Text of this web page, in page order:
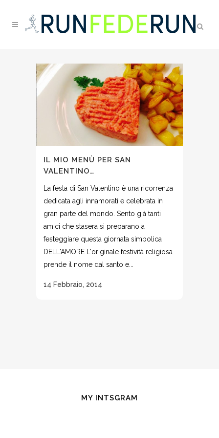
IL MIO MENÙ PER SAN
VALENTINO…
La festa di San Valentino è una ricorrenza
dedicata agli innamorati e celebrata in
gran parte del mondo. Sento già tanti
amici che stasera si preparano a
festeggiare questa giornata simbolica
DELL'AMORE L'originale festività religiosa
prende il nome dal santo e...
14 Febbraio, 2014
MY INTSGRAM